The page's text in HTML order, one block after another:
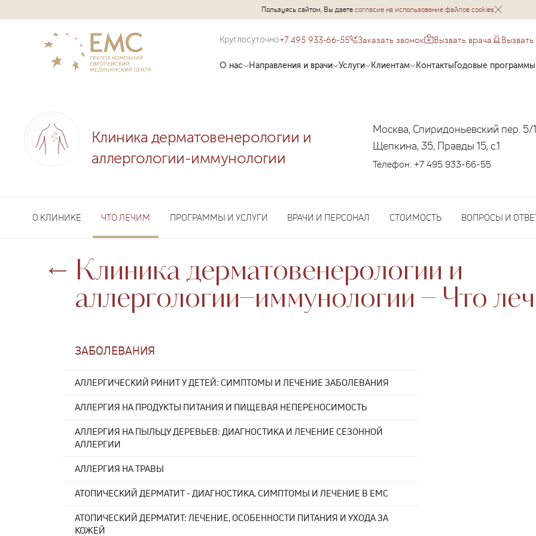
Пользуясь сайтом, Вы даетесогласие на использование файлов cookies
Круглосуточно+7 495 933-66-55 Заказать звонок Вызвать врача
О нас Направления и врачи Услуги Клиентам КонтактыГодовые программы
Клиника дерматовенерологии и
аллергологии-иммунологии
Москва, Спиридоньевский пер. 5/
Щепкина, 35, Правды 15, с.1
Телефон: +7 495 933-66-55
О КЛИНИКЕ ЧТО ЛЕЧИМ ПРОГРАММЫ И УСЛУГИ ВРАЧИ И ПЕРСОНАЛ СТОИМОСТЬ ВОПРОСЫ И
Клиника дерматовенерологии и
аллергологии−иммунологии − Что
ЗАБОЛЕВАНИЯ
АЛЛЕРГИЧЕСКИЙ РИНИТ У ДЕТЕЙ: СИМПТОМЫ И ЛЕЧЕНИЕ ЗАБОЛЕВАНИЯ
АЛЛЕРГИЯ НА ПРОДУКТЫ ПИТАНИЯ И ПИЩЕВАЯ НЕПЕРЕНОСИМОСТЬ
АЛЛЕРГИЯ НА ПЫЛЬЦУ ДЕРЕВЬЕВ: ДИАГНОСТИКА И ЛЕЧЕНИЕ СЕЗОННОЙ
АЛЛЕРГИИ
АЛЛЕРГИЯ НА ТРАВЫ
АТОПИЧЕСКИЙ ДЕРМАТИТ - ДИАГНОСТИКА, СИМПТОМЫ И ЛЕЧЕНИЕ В EMC
АТОПИЧЕСКИЙ ДЕРМАТИТ: ЛЕЧЕНИЕ, ОСОБЕННОСТИ ПИТАНИЯ И УХОДА ЗА
КОЖЕЙ